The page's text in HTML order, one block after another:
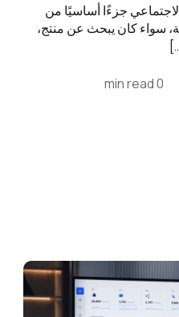
جزءًا أساسيًا من
سواء كان يبحث عن منتج،
0 min read